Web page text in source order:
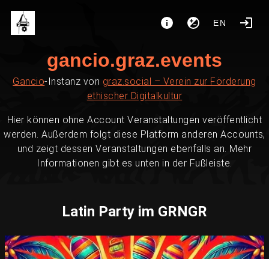
EN
gancio.graz.events
Gancio-Instanz von graz.social – Verein zur Förderung
ethischer Digitalkultur
Hier können ohne Account Veranstaltungen veröffentlicht
werden. Außerdem folgt diese Platform anderen Accounts,
und zeigt dessen Veranstaltungen ebenfalls an. Mehr
Informationen gibt es unten in der Fußleiste.
Latin Party im GRNGR